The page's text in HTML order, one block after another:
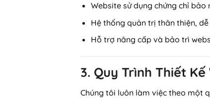
Website sử dụng chứng chỉ
Hệ thống quản trị thân thiện,
Hỗ trợ nâng cấp và bảo trì
3. Quy Trình Thiết
Chúng tôi luôn làm việc theo một